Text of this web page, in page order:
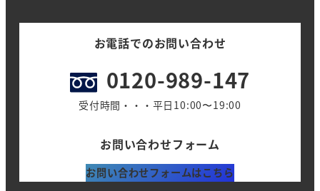
お電話でのお問い合わせ
0120-989-147
受付時間・・・平日10:00〜19:00
お問い合わせフォーム
お問い合わせフォームはこちら